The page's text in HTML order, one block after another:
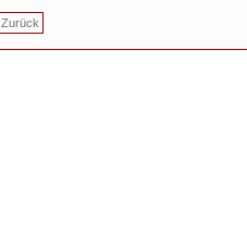
Zurück